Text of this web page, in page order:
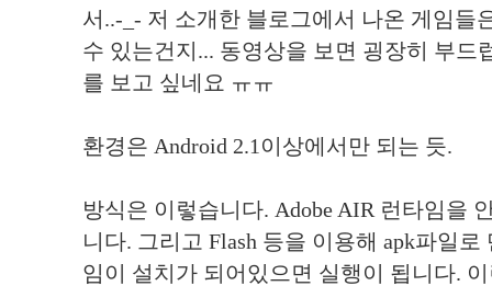
서..-_- 저 소개한 블로그에서 나온 게임들
수 있는건지... 동영상을 보면 굉장히 부드
를 보고 싶네요 ㅠㅠ
환경은 Android 2.1이상에서만 되는 듯.
방식은 이렇습니다. Adobe AIR 런타임을
니다. 그리고 Flash 등을 이용해 apk파일
임이 설치가 되어있으면 실행이 됩니다.